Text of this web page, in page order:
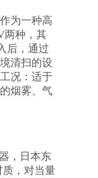
为一种高
两种，其
后，通过
清扫的设
况：适于
烟雾、气
，日本东
，对当量